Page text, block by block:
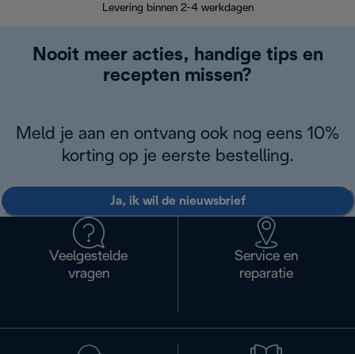
Levering binnen 2-4 werkdagen
Nooit meer acties, handige tips en
recepten missen?
Meld je aan en ontvang ook nog eens 10%
korting op je eerste bestelling.
Ja, ik wil de nieuwsbrief
Veelgestelde
vragen
Service en
reparatie